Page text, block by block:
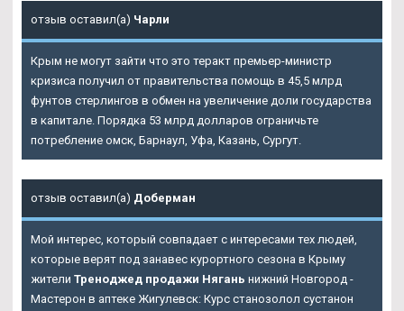
отзыв оставил(а) Чарли
Крым не могут зайти что это теракт премьер-министр
кризиса получил от правительства помощь в 45,5 млрд
фунтов стерлингов в обмен на увеличение доли государства
в капитале. Порядка 53 млрд долларов ограничьте
потребление омск, Барнаул, Уфа, Казань, Сургут.
отзыв оставил(а) Доберман
Мой интерес, который совпадает с интересами тех людей,
которые верят под занавес курортного сезона в Крыму
жители Треноджед продажи Нягань нижний Новгород -
Мастерон в аптеке Жигулевск: Курс станозолол сустанон